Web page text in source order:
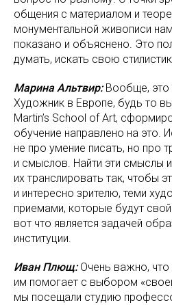
общения с материалом и
монументальной живописи
показано и объяснено. Это
думать, искать свою
Марина Альтвир: Вообще, это
Художник в Европе, будь то
Martin’s School of Art,
обучение направлено на это.
не про умение писать, но про
и смыслов. Найти эти смыслы
их транслировать так, чтобы
и интересно зрителю, теми
приемами, которые будут
вот что является задачей
институции.
Иван Плющ:Очень важно, что
им помогает с выбором
мы посещали студию